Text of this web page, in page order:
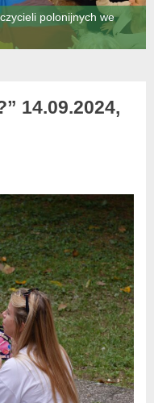
polonijnych we
14.09.2024,